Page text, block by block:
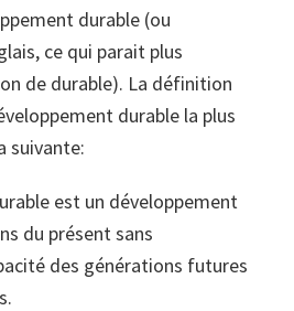
durable (ou
ce qui parait plus
de durable). La définition
durable la plus
suivante:
est un développement
du présent sans
des générations futures